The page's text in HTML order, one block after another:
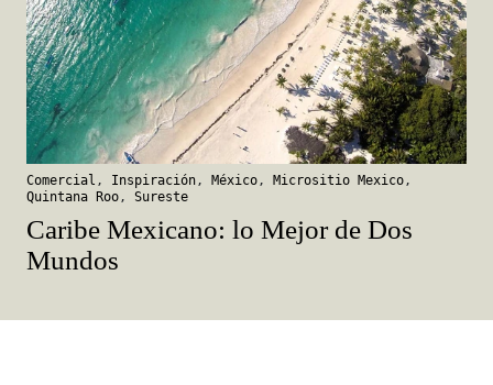
Comercial , Inspiración, México, Micrositio Mexico,
Quintana Roo, Sureste
Caribe Mexicano: lo Mejor de Dos
Mundos